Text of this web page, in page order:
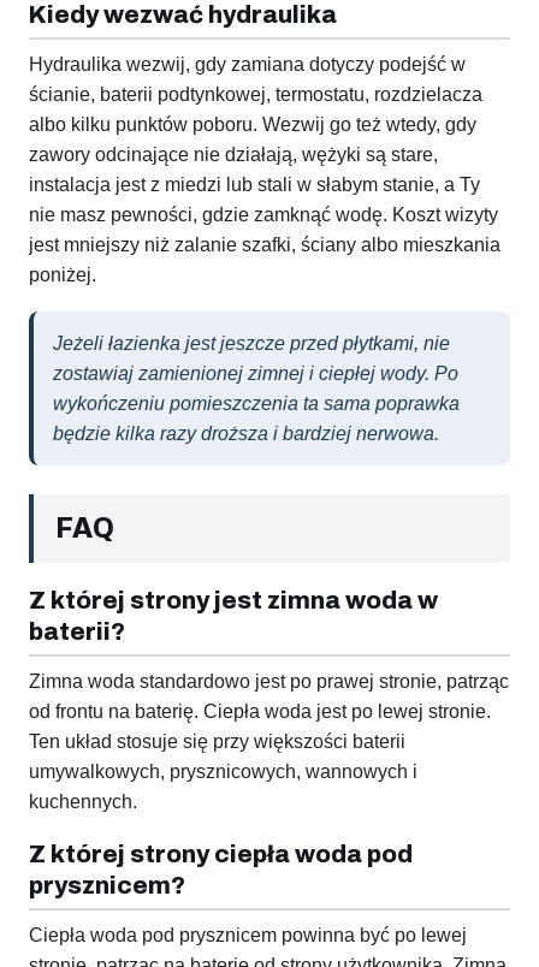
Kiedy wezwać hydraulika
Hydraulika wezwij, gdy zamiana dotyczy podejść w
ścianie, baterii podtynkowej, termostatu, rozdzielacza
albo kilku punktów poboru. Wezwij go też wtedy, gdy
zawory odcinające nie działają, wężyki są stare,
instalacja jest z miedzi lub stali w słabym stanie, a Ty
nie masz pewności, gdzie zamknąć wodę. Koszt wizyty
jest mniejszy niż zalanie szafki, ściany albo mieszkania
poniżej.
Jeżeli łazienka jest jeszcze przed płytkami, nie
zostawiaj zamienionej zimnej i ciepłej wody. Po
wykończeniu pomieszczenia ta sama poprawka
będzie kilka razy droższa i bardziej nerwowa.
FAQ
Z której strony jest zimna woda w
baterii?
Zimna woda standardowo jest po prawej stronie, patrząc
od frontu na baterię. Ciepła woda jest po lewej stronie.
Ten układ stosuje się przy większości baterii
umywalkowych, prysznicowych, wannowych i
kuchennych.
Z której strony ciepła woda pod
prysznicem?
Ciepła woda pod prysznicem powinna być po lewej